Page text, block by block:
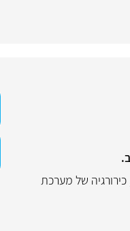
כירורגיה של מערכת